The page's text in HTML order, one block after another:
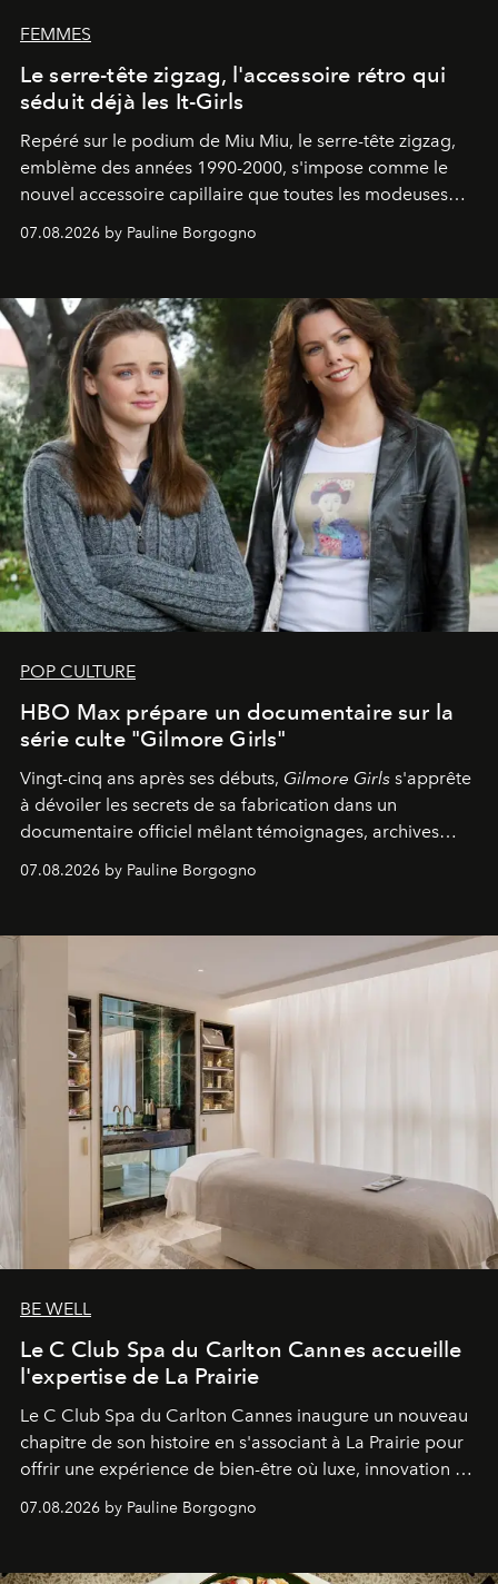
FEMMES
Le serre-tête zigzag, l'accessoire rétro qui
séduit déjà les It-Girls
Repéré sur le podium de Miu Miu, le serre-tête zigzag,
emblème des années 1990-2000, s'impose comme le
nouvel accessoire capillaire que toutes les modeuses
07.08.2026 by Pauline Borgogno
POP CULTURE
HBO Max prépare un documentaire sur la
série culte "Gilmore Girls"
Vingt-cinq ans après ses débuts, Gilmore Girls s'apprête
à dévoiler les secrets de sa fabrication dans un
documentaire officiel mêlant témoignages, archives
générationnel.
07.08.2026 by Pauline Borgogno
BE WELL
Le C Club Spa du Carlton Cannes accueille
l'expertise de La Prairie
Le C Club Spa du Carlton Cannes inaugure un nouveau
chapitre de son histoire en s'associant à La Prairie pour
offrir une expérience de bien-être où luxe, innovation et
07.08.2026 by Pauline Borgogno